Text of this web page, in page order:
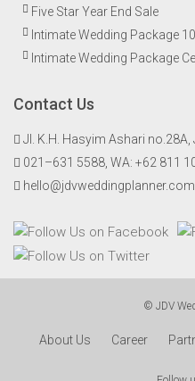
Five Star Year End Sale
Intimate Wedding Package
Intimate Wedding Package
Contact Us
Jl. K.H. Hasyim Ashari
021–631 5588, WA: +62 811
hello@jdvweddingplanner.com
© JDV
About Us Career